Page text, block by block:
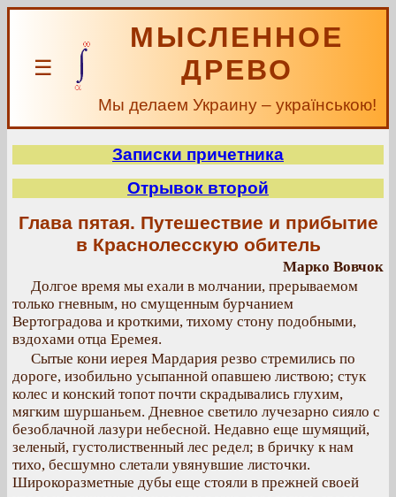
☰
МЫСЛЕННОЕ
ДРЕВО
Мы делаем Украину – українською!
Записки причетника
Отрывок второй
Глава пятая. Путешествие и прибытие
в Краснолесскую обитель
Марко Вовчок
Долгое время мы ехали в молчании, прерываемом
только гневным, но смущенным бурчанием
Вертоградова и кроткими, тихому стону подобными,
вздохами отца Еремея.
Сытые кони иерея Мардария резво стремились по
дороге, изобильно усыпанной опавшею листвою; стук
колес и конский топот почти скрадывались глухим,
мягким шуршаньем. Дневное светило лучезарно сияло с
безоблачной лазури небесной. Недавно еще шумящий,
зеленый, густолиственный лес редел; в бричку к нам
тихо, бесшумно слетали увянувшие листочки.
Широкоразметные дубы еще стояли в прежней своей